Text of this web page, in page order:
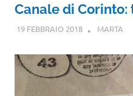
Canale di
19 FEBBRAIO 2018 MARTA